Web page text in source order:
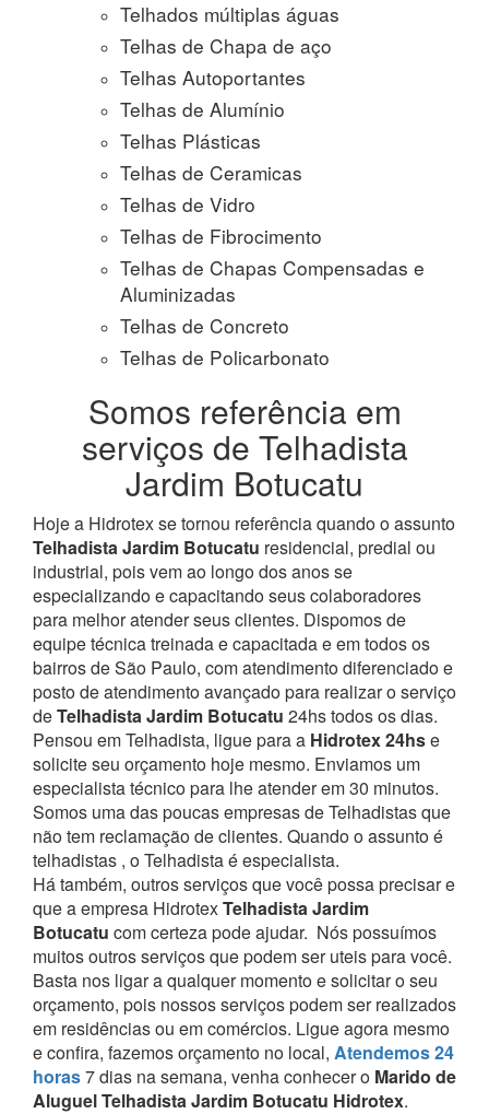
Telhados múltiplas águas
Telhas de Chapa de aço
Telhas Autoportantes
Telhas de Alumínio
Telhas Plásticas
Telhas de Ceramicas
Telhas de Vidro
Telhas de Fibrocimento
Telhas de Chapas Compensadas e
Aluminizadas
Telhas de Concreto
Telhas de Policarbonato
Somos referência em
serviços de Telhadista
Jardim Botucatu
Hoje a Hidrotex se tornou referência quando o assunto
Telhadista Jardim Botucatu residencial, predial ou
industrial, pois vem ao longo dos anos se
especializando e capacitando seus colaboradores
para melhor atender seus clientes. Dispomos de
equipe técnica treinada e capacitada e em todos os
bairros de São Paulo, com atendimento diferenciado e
posto de atendimento avançado para realizar o serviço
deTelhadista Jardim Botucatu 24hs todos os dias.
Pensou em Telhadista, ligue para a Hidrotex 24hse
solicite seu orçamento hoje mesmo. Enviamos um
especialista técnico para lhe atender em 30 minutos.
Somos uma das poucas empresas de Telhadistas que
não tem reclamação de clientes. Quando o assunto é
telhadistas , o Telhadista é especialista.
Há também, outros serviços que você possa precisar e
que a empresa HidrotexTelhadista Jardim
Botucatu com certeza pode ajudar. Nós possuímos
muitos outros serviços que podem ser uteis para você.
Basta nos ligar a qualquer momento e solicitar o seu
orçamento, pois nossos serviços podem ser realizados
em residências ou em comércios. Ligue agora mesmo
e confira, fazemos orçamento no local, Atendemos 24
horas7 dias na semana, venha conhecer o Marido de
Aluguel Telhadista Jardim Botucatu Hidrotex.